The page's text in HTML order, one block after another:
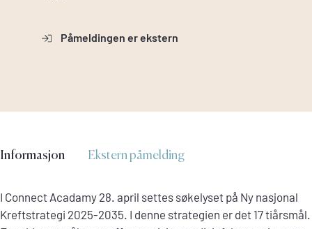
Påmeldingen er ekstern
Informasjon Ekstern påmelding
I Connect Acadamy 28. april settes søkelyset på Ny nasjonal
Kreftstrategi 2025-2035. I denne strategien er det 17 tiårsmål.